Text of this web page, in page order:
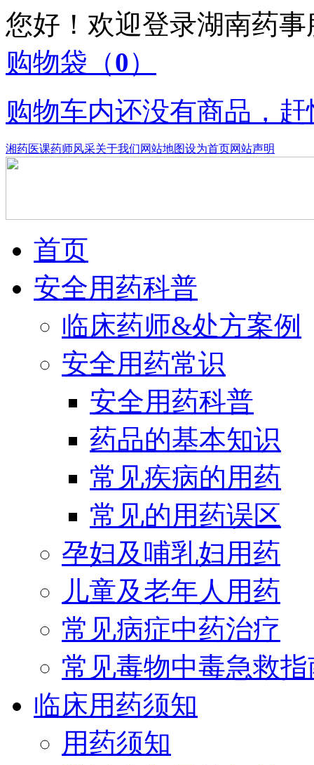
您好！欢迎登录湖南药
购物袋 （0）
购物车内还没有商品，
湘药医课药师风采关于我们网站地图设为首页网站声明
首页
安全用药科普
临床药师&处方案例
安全用药常识
安全用药科普
药品的基本知识
常见疾病的用药
常见的用药误区
孕妇及哺乳妇用药
儿童及老年人用药
常见病症中药治疗
常见毒物中毒急救指
临床用药须知
用药须知